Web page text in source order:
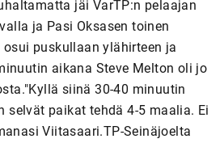
jäi VarTP:n pelaajan
ja Pasi Oksasen toinen
puskullaan ylähirteen ja
aikana Steve Melton oli jo
siinä 30-40 minuutin
selvät paikat tehdä 4-5 maalia. Ei
Viitasaari.TP-Seinäjoelta